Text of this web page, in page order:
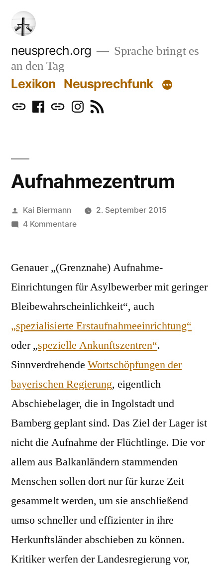
Zum
Inhalt
springen
neusprech.org
Sprache bringt es
an den Tag
Lexikon Neusprechfunk
MastodonFacebook
BlueskyInstagram
RSS
Aufnahmezentrum
Veröffentlicht
von
Kai Biermann
2. September 2015
4 Kommentarezu
Genauer „(Grenznahe) Aufnahme-
Einrichtungen für Asylbewerber mit geringer
Bleibewahrscheinlichkeit“, auch
„spezialisierte Erstaufnahmeeinrichtung“
oder „spezielle Ankunftszentren“.
Sinnverdrehende Wortschöpfungen der
bayerischen Regierung, eigentlich
Abschiebelager, die in Ingolstadt und
Bamberg geplant sind. Das Ziel der Lager ist
nicht die Aufnahme der Flüchtlinge. Die vor
allem aus Balkanländern stammenden
Menschen sollen dort nur für kurze Zeit
gesammelt werden, um sie anschließend
umso schneller und effizienter in ihre
Herkunftsländer abschieben zu können.
Kritiker werfen der Landesregierung vor,